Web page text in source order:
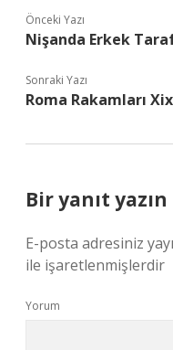
Önceki Yazı
Nişanda Erkek
Sonraki Yazı
Roma Rakamları
Bir yanıt yazın
E-posta adresiniz
ile işaretlenmişlerdir
Yorum